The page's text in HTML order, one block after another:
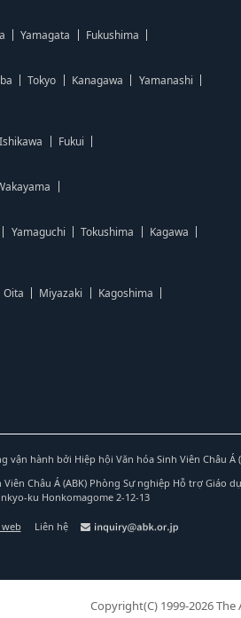
Yamagata
Fukushima
Tokyo Kanagawa
Yamanashi
Ishikawa
Fukui
Yamaguchi Tokushima
Kagawa
Oita Miyazaki
Kagoshima
vận hành bởi Hiệp hội Văn hóa Sinh Viên Châu Á
Châu Á (ABK) Phòng Sự nghiệp Hỗ trợ Giáo
ku Honkomagome 2-12-13
Liên hệ
Copyright(C) 1999-2026